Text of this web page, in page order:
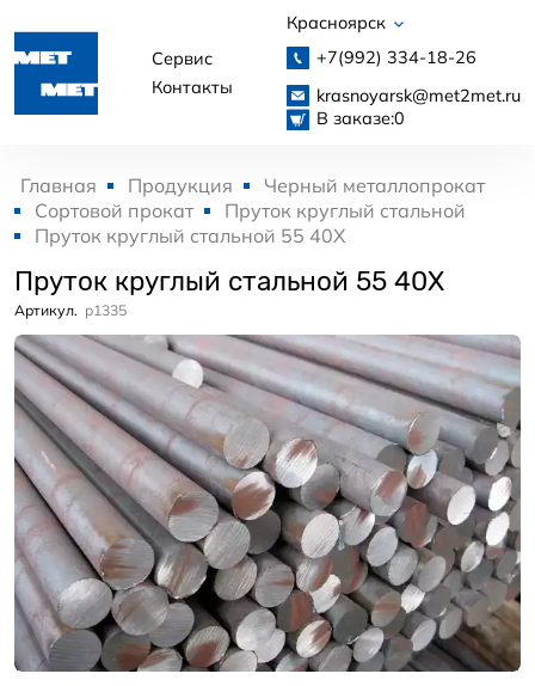
Сервис
Контакты
Красноярск
+7(992) 334-18-26
krasnoyarsk@met2met.ru
В заказе:0
Главная Продукция
Черный металлопрокат
Сортовой прокат
Пруток круглый стальной
Пруток круглый стальной 55 40Х
Пруток круглый стальной 55 40Х
Артикул. p1335